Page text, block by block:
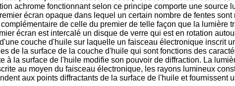
achrome fonctionnant selon ce principe comporte une source
écran opaque dans lequel un certain nombre de fentes
de celle du premier de telle façon que la lumière
écran est intercalé un disque de verre qui est en rotation
couche d'huile sur laquelle un faisceau électronique inscrit
de la surface de la couche d'huile qui sont fonctions des
à la surface de l'huile modifie son pouvoir de diffraction. La
au moyen du faisceau électronique, les rayons lumineux
aux points diffractants de la surface de l'huile et